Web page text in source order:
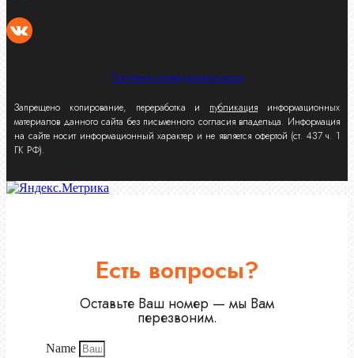
Политика конфиденциальности
Запрещено копирование, переработка и публикация информационных
материалов данного сайта без письменного согласия владельца. Информация
на сайте носит информационный характер и не является офертой (ст. 437 ч. 1
ГК РФ).
Есть вопросы?
Оставьте Ваш номер — мы Вам
перезвоним.
Name